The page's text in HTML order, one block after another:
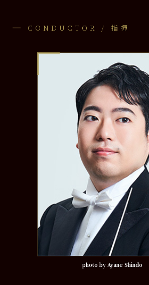
CONDUCTOR / 指揮
photo by Ayane Shindo